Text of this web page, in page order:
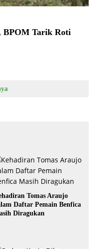
BPOM Tarik Roti
Tomas Araujo
Daftar Pemain Benfica
Diragukan